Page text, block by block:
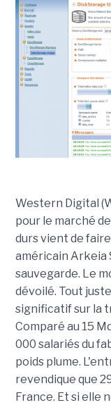
Western Digital
pour le marché
durs vient de
américain Arkeia
sauvegarde. Le
dévoilé. Tout
significatif sur la
Comparé au 15
000 salariés du
poids plume.
revendique que
France. Et si elle